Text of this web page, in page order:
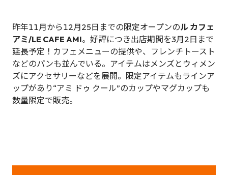
昨年11月から12月25日までの限定オープンのル カフェ
アミ/LE CAFE AMI。好評につき出店期間を3月2日まで
延長予定！カフェメニューの提供や、フレンチトースト
などのパンも並んでいる。アイテムはメンズとウィメン
ズにアクセサリーなどを展開。限定アイテムもラインア
ップがあり“アミ ドゥ クール”のカップやマグカップも
数量限定で販売。